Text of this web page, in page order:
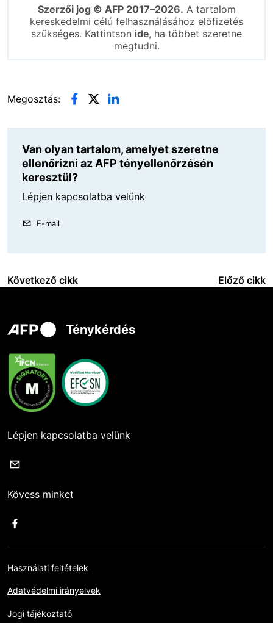
Szerzői jog © AFP 2017–2026. A tartalom
kereskedelmi célú felhasználásához előfizetés
szükséges. Kattintson ide, ha többet szeretne
megtudni.
Megosztás:
Van olyan tartalom, amelyet szeretne
ellenőrizni az AFP tényellenőrzésén
keresztül?
Lépjen kapcsolatba velünk
E-mail
Következő cikk Előző cikk
Ténykérdés
Lépjen kapcsolatba velünk
Kövess minket
Használati feltételek
Adatvédelmi irányelvek
Jogi tájékoztató